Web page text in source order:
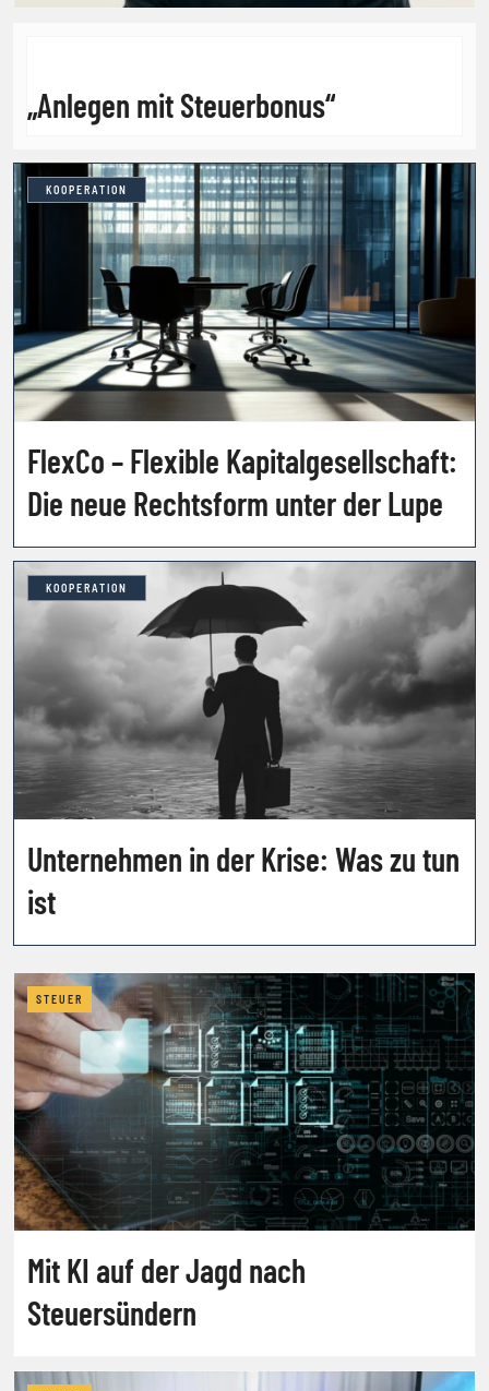
„Anlegen mit Steuerbonus“
KOOPERATION
FlexCo – Flexible Kapitalgesellschaft:
Die neue Rechtsform unter der Lupe
KOOPERATION
Unternehmen in der Krise: Was zu tun
ist
STEUER
Mit KI auf der Jagd nach
Steuersündern